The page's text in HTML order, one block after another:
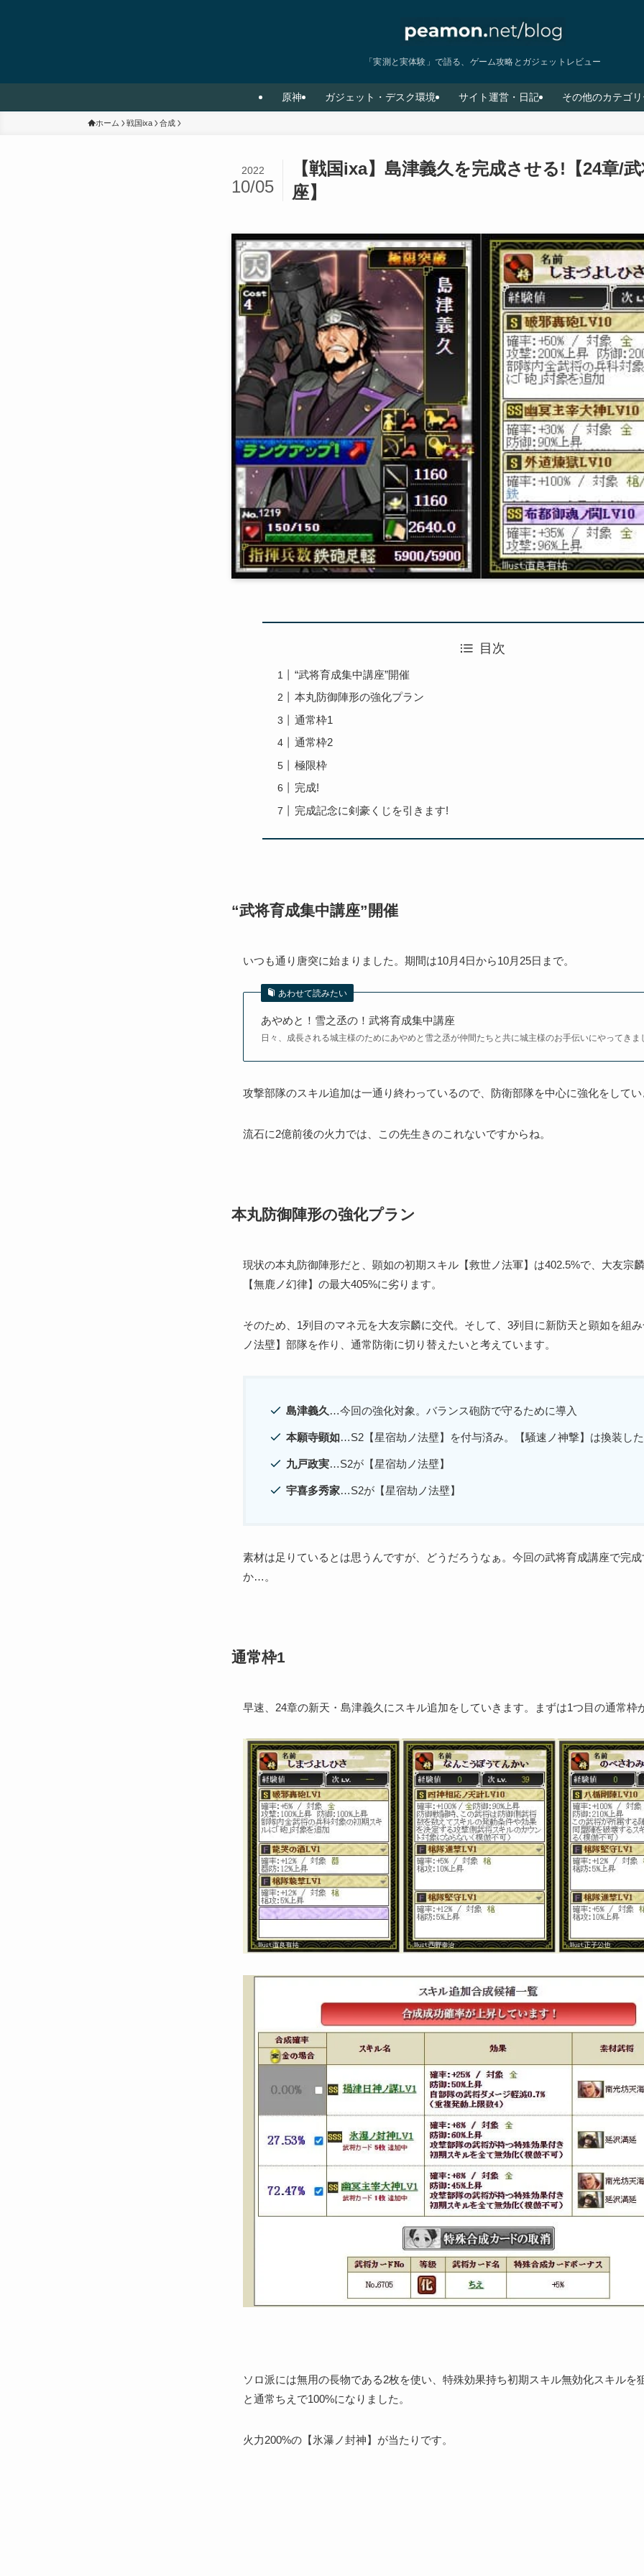
「実測と実体験」で語る、ゲーム攻略とガジェットレビュー
原神 ガジェット・デスク環境 サイト運営・日記 その他のカテゴ
ホーム 戦国ixa 合成
【戦国ixa】島津義久を完成させる!【24章/
座】
2022
10/05
目次
“武将育成集中講座”開催
本丸防御陣形の強化プラン
通常枠1
通常枠2
極限枠
完成!
完成記念に剣豪くじを引きます!
“武将育成集中講座”開催
いつも通り唐突に始まりました。期間は10月4日から10月25日まで。
あわせて読みたい
あやめと！雪之丞の！武将育成集中講座
日々、成長される城主様のためにあやめと雪之丞が仲間たちと共に城主様のお手伝いにやってきま
攻撃部隊のスキル追加は一通り終わっているので、防衛部隊を中心に強化をして
流石に2億前後の火力では、この先生きのこれないですからね。
本丸防御陣形の強化プラン
現状の本丸防御陣形だと、顕如の初期スキル【救世ノ法軍】は402.5%で、大友宗
【無鹿ノ幻律】の最大405%に劣ります。
そのため、1列目のマネ元を大友宗麟に交代。そして、3列目に新防天と顕如を組
ノ法壁】部隊を作り、通常防衛に切り替えたいと考えています。
島津義久 …今回の強化対象。バランス砲防で守るために導入
本願寺顕如…S2【星宿劫ノ法壁】を付与済み。【騒速ノ神撃】は換装し
九戸政実…S2が【星宿劫ノ法壁】
宇喜多秀家…S2が【星宿劫ノ法壁】
素材は足りているとは思うんですが、どうだろうなぁ。今回の武将育成講座で完
か…。
通常枠1
早速、24章の新天・島津義久にスキル追加をしていきます。まずは1つ目の通常枠
ソロ派には無用の長物である2枚を使い、特殊効果持ち初期スキル無効化スキルを
と通常ちえで100%になりました。
火力200%の【氷瀑ノ封神】が当たりです。